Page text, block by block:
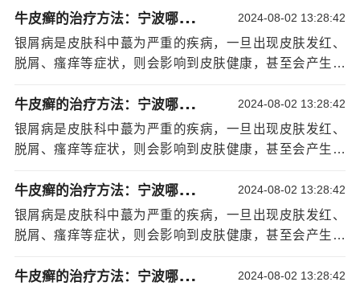
蔬菜。
综合以上知识，认识了三种治疗皮炎湿疹的方法，提
醒朋友们要留意皮肤变化，将银屑病了解透彻，在皮肤发
病后需要注重治疗工作，且要加强皮损部位的护理工作。
持良好的生活规律。
银屑病样皮炎
银屑病样皮炎的症状比较明显，对患者也会产生很大
能会引起其他方面并发症的产生，有可能会引起患者出现
了严重的皮肤瘙痒的症状，也可能会引起患者出现了皮肤
溃疡性病变的产生，甚至会诱发严重的皮肤感染和皮肤出
步骤/方法：
的，大家要谨防皮肤变化，将银屑病了解透彻，皮肤发病
后注重疾病的治疗工作，采用以下方法治疗能够控制病情
的发展。1、药物治疗针对于轻症的皮炎湿疹，可采用外用
够改善皮炎湿疹患者的[详情]
牛
皮癣的治疗方法：宁波哪家看银屑病好 2024-08-02 13:28:42
银屑病是皮肤科中蕞为严重的疾病，一旦出现皮肤发红、
脱屑、瘙痒等症状，则会影响到皮肤健康，甚至会产生抓
的，大家要谨防皮肤变化，将银屑病了解透彻，皮肤发病
后注重疾病的治疗工作，采用以下方法治疗能够控制病情
的发展。1、药物治疗针对于轻症的皮炎湿疹，可采用外用
够改善皮炎湿疹患者的[详情]
牛
皮癣的治疗方法：宁波哪家看银屑病好 2024-08-02 13:28:42
银屑病是皮肤科中蕞为严重的疾病，一旦出现皮肤发红、
脱屑、瘙痒等症状，则会影响到皮肤健康，甚至会产生抓
的，大家要谨防皮肤变化，将银屑病了解透彻，皮肤发病
后注重疾病的治疗工作，采用以下方法治疗能够控制病情
的发展。1、药物治疗针对于轻症的皮炎湿疹，可采用外用
够改善皮炎湿疹患者的[详情]
牛
皮癣的治疗方法：宁波哪家看银屑病好 2024-08-02 13:28:42
银屑病是皮肤科中蕞为严重的疾病，一旦出现皮肤发红、
脱屑、瘙痒等症状，则会影响到皮肤健康，甚至会产生抓
的，大家要谨防皮肤变化，将银屑病了解透彻，皮肤发病
牛
皮癣的治疗方法：宁波哪家看银屑病好 2024-08-02 13:28:42